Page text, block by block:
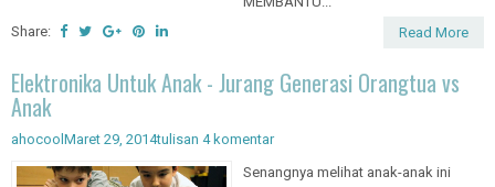
Share:
Read More
Elektronika Untuk Anak - Jurang Generasi Orangtua vs
Anak
ahocool Maret 29, 2014tulisan 4 komentar
Senangnya melihat anak-anak ini